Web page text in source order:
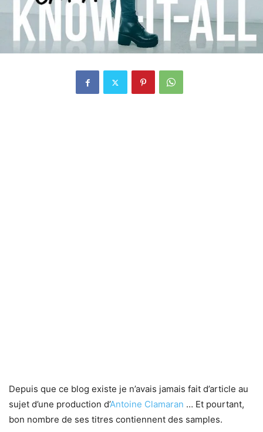
Depuis que ce blog existe je n’avais jamais fait d’article au
sujet d’une production d’Antoine Clamaran … Et pourtant,
bon nombre de ses titres contiennent des samples.